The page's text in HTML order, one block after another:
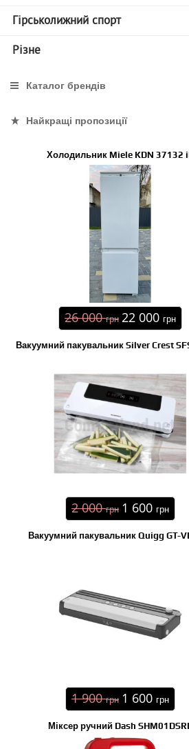
Гірськолижний спорт
Різне
Каталог брендів
Найкращі пропозиції
Холодильник Miele KDN 37132
26 000грн 22 000 грн
Вакуумний пакувальник Silver Crest
2 000грн 1 600 грн
Вакуумний пакувальник Quigg GT-
1 900грн 1 600 грн
Міксер ручний Dash